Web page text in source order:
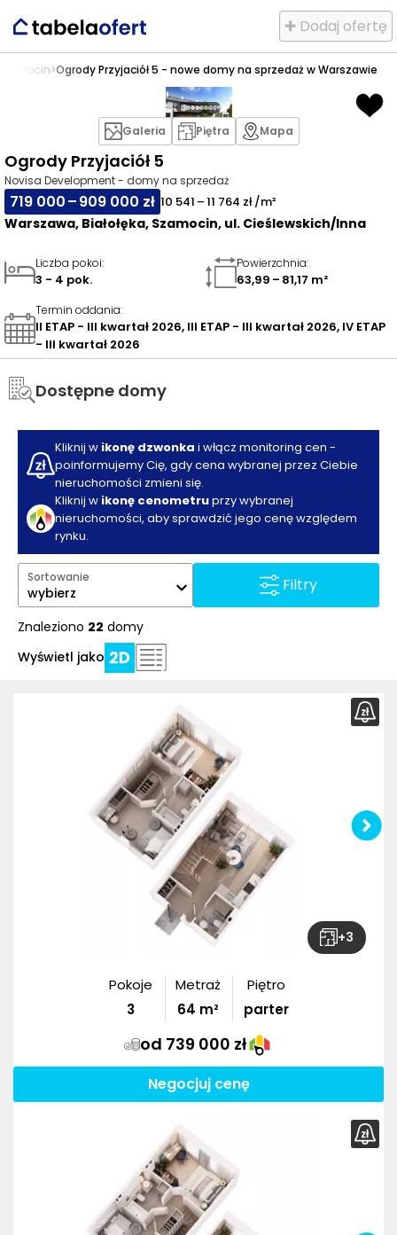
✚ Dodaj ofertę
>Ogrody Przyjaciół 5 - nowe domy na sprzedaż w Warszawie
Ogrody Przyjaciół 5
Novisa Development - domy na sprzedaż
719 000 – 909 000 zł 10 541 – 11 764 zł /m²
Warszawa, Białołęka, Szamocin, ul. Cieślewskich/Inna
Galeria Piętra Mapa
Liczba pokoi:
3 - 4 pok.
Powierzchnia:
63,99 – 81,17 m²
Termin oddania:
II ETAP - III kwartał 2026, III ETAP - III kwartał 2026, IV ETAP
- III kwartał 2026
Dostępne domy
Kliknij w ikonę dzwonka i włącz monitoring cen -
poinformujemy Cię, gdy cena wybranej przez Ciebie
nieruchomości zmieni się.
Kliknij w ikonę cenometruprzy wybranej
nieruchomości, aby sprawdzić jego cenę względem
rynku.
Filtry
Sortowanie
wybierz
Znaleziono 22 domy
Wyświetl jako
+3
Pokoje
3
Metraż
64 m²
Piętro
parter
od 739 000 zł
Negocjuj cenę